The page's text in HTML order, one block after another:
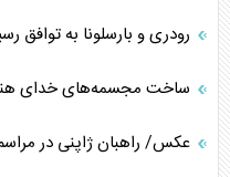
رودری و بارسلونا به توافق
ساخت مجسمه‌های خدای
عکس/ راهبان ژاپنی در